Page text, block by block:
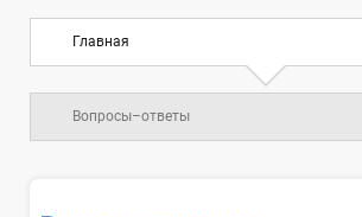
Главная
Вопросы–ответы